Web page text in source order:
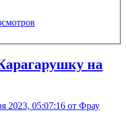
на
2023, 05:07:16 от Фрау